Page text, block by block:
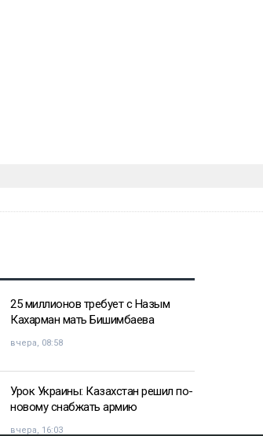
25 миллионов требует с Назым
Кахарман мать Бишимбаева
вчера, 08:58
Урок Украины: Казахстан решил по-
новому снабжать армию
вчера, 16:03